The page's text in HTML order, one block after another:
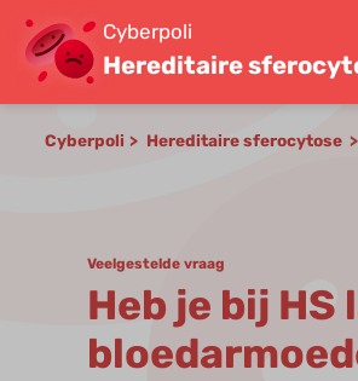
Cyberpoli
Hereditaire
Cyberpoli Hereditaire sferocytose
Veelgestelde vraag
Heb je bij HS